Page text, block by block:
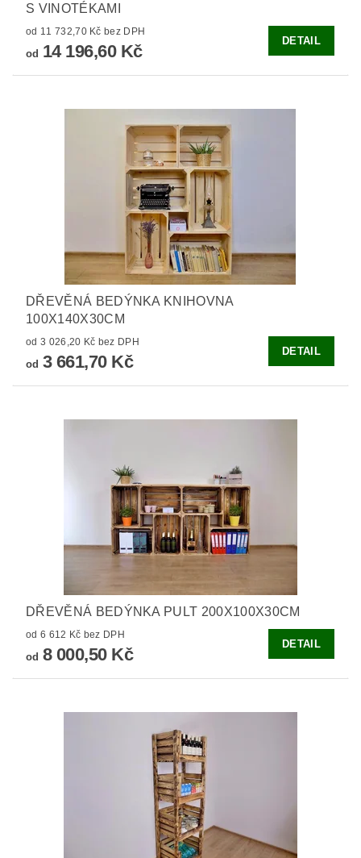
S VINOTÉKAMI
od 11 732,70 Kč bez DPH
od 14 196,60 Kč
DETAIL
DŘEVĚNÁ BEDÝNKA KNIHOVNA
100X140X30CM
od 3 026,20 Kč bez DPH
od 3 661,70 Kč
DETAIL
DŘEVĚNÁ BEDÝNKA PULT 200X100X30CM
od 6 612 Kč bez DPH
od 8 000,50 Kč
DETAIL